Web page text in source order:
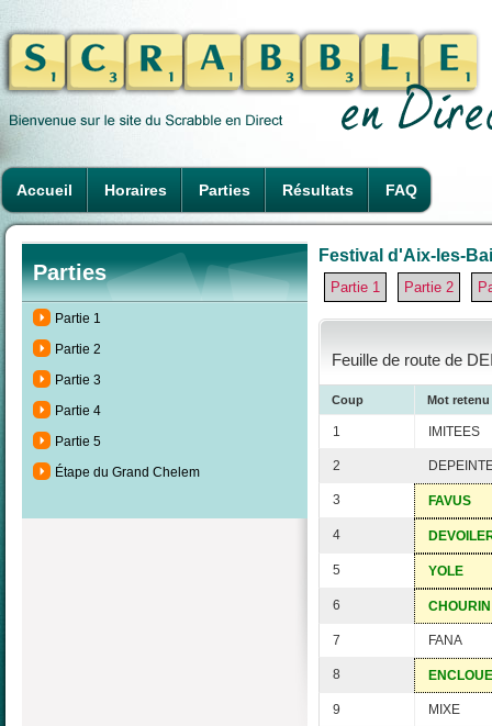
Accueil Horaires Parties Résultats FAQ
Parties
Partie 1
Partie 2
Partie 3
Partie 4
Partie 5
Étape du Grand Chelem
Festival d'Aix-les-
Partie 1 Partie 2
Feuille de route de
Coup Mot retenu
1 IMITEES
2
3 FAVUS
4
5 YOLE
6 CHOURIN
7 FANA
8
9 MIXE